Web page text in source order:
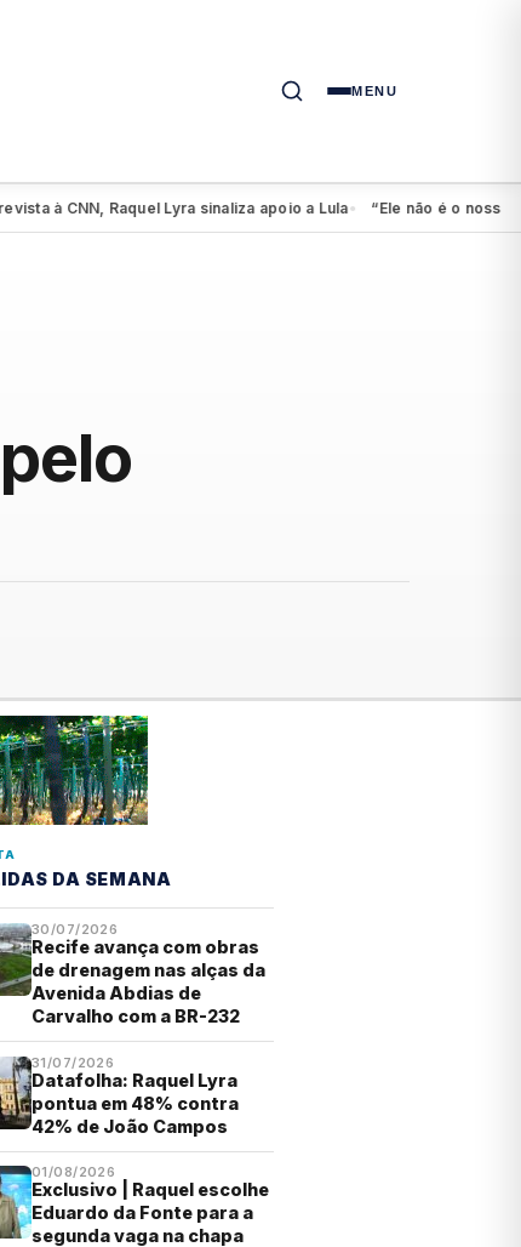
MENU
à CNN, Raquel Lyra sinaliza apoio a Lula● “Ele não é o nosso
DA SEMANA
30/07/2026
Recife avança com obras
de drenagem nas alças da
Avenida Abdias de
Carvalho com a BR-232
31/07/2026
Datafolha: Raquel Lyra
pontua em 48% contra
42% de João Campos
01/08/2026
Exclusivo | Raquel escolhe
Eduardo da Fonte para a
segunda vaga na chapa